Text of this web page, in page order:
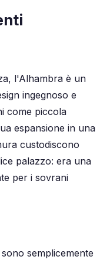
l'Alhambra è un
ingegnoso e
come piccola
espansione in una
custodiscono
palazzo: era una
per i sovrani
semplicemente